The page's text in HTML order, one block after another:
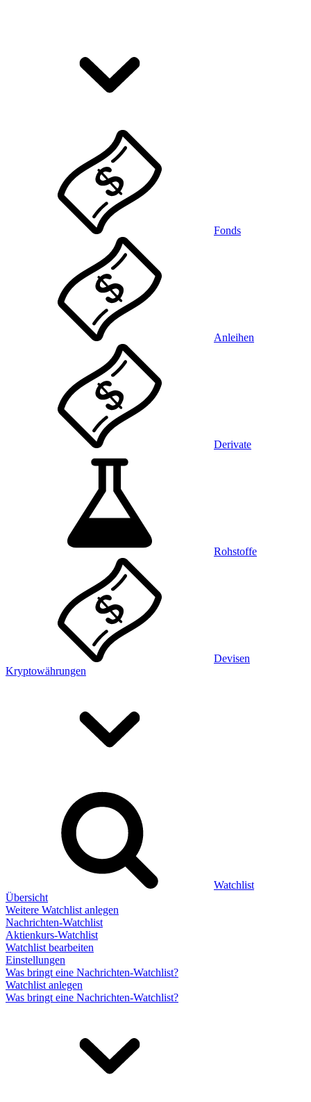
Fonds
Anleihen
Derivate
Rohstoffe
Devisen
Kryptowährungen
Watchlist
Übersicht
Weitere Watchlist anlegen
Nachrichten-Watchlist
Aktienkurs-Watchlist
Watchlist bearbeiten
Einstellungen
Was bringt eine Nachrichten-Watchlist?
Watchlist anlegen
Was bringt eine Nachrichten-Watchlist?